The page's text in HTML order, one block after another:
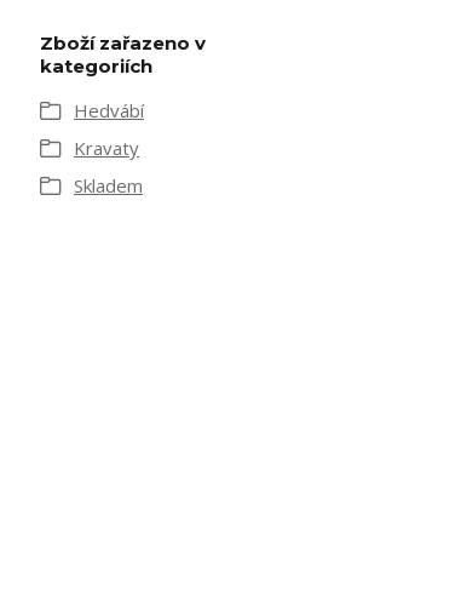
Zboží zařazeno v
kategoriích
Hedvábí
Kravaty
Skladem